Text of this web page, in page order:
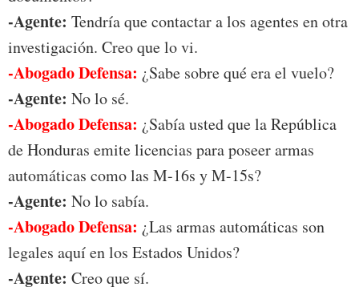
-Agente: Tendría que contactar a los agentes en otra
investigación. Creo que lo vi.
-Abogado Defensa: ¿Sabe sobre qué era el vuelo?
-Agente: No lo sé.
-Abogado Defensa: ¿Sabía usted que la República
de Honduras emite licencias para poseer armas
automáticas como las M-16s y M-15s?
-Agente: No lo sabía.
-Abogado Defensa: ¿Las armas automáticas son
legales aquí en los Estados Unidos?
-Agente: Creo que sí.